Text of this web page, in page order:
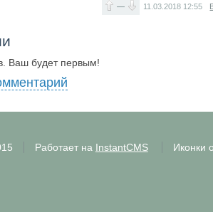
— 11.03.2018 12:55
Ваш будет первым!
Работает на InstantCMS Иконки